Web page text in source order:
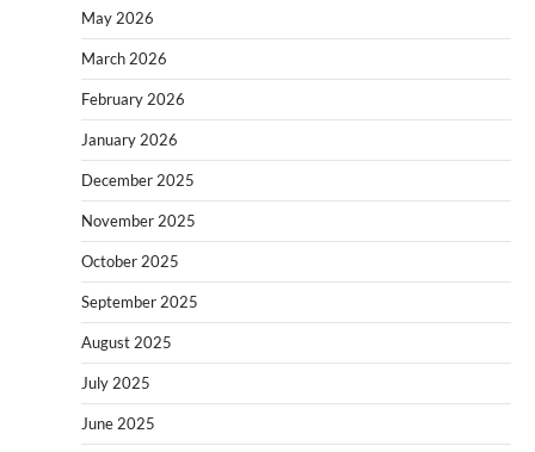
May 2026
March 2026
February 2026
January 2026
December 2025
November 2025
October 2025
September 2025
August 2025
July 2025
June 2025